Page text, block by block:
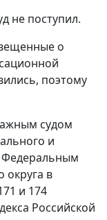
не поступил.
о
поэтому
судом
и
Федеральным
округа в
и 174
Российской